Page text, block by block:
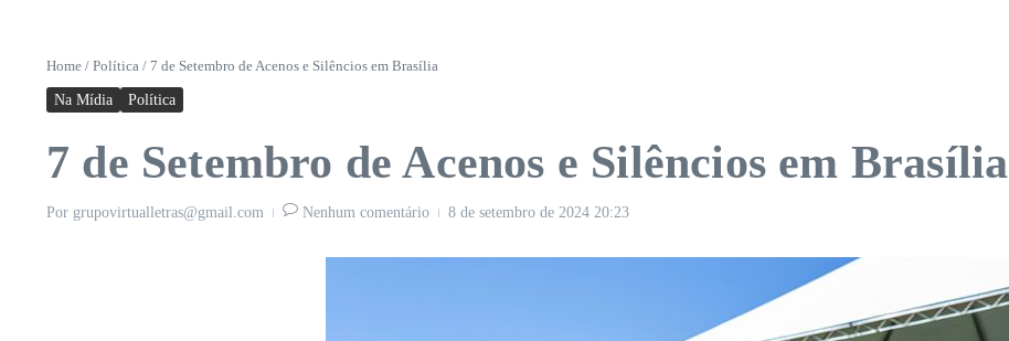
Home / Política / 7 de Setembro de Acenos e Silêncios em Brasília
Na Mídia Política
7 de Setembro de Acenos e Silêncios em Brasília
Por grupovirtualletras@gmail.com Nenhum comentário 8 de setembro de 2024 20:23